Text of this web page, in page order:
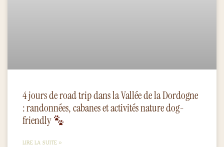
4 jours de road trip dans la Vallée de la Dordogne
: randonnées, cabanes et activités nature dog-
friendly
LIRE LA SUITE »